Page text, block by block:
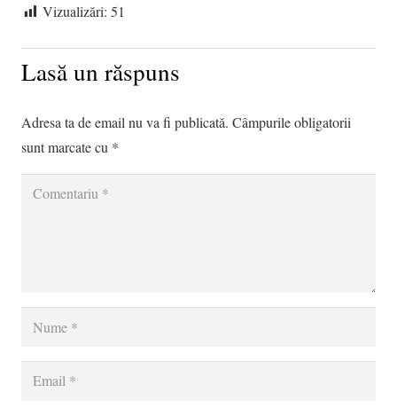
Vizualizări: 51
Lasă un răspuns
Adresa ta de email nu va fi publicată. Câmpurile obligatorii
sunt marcate cu *